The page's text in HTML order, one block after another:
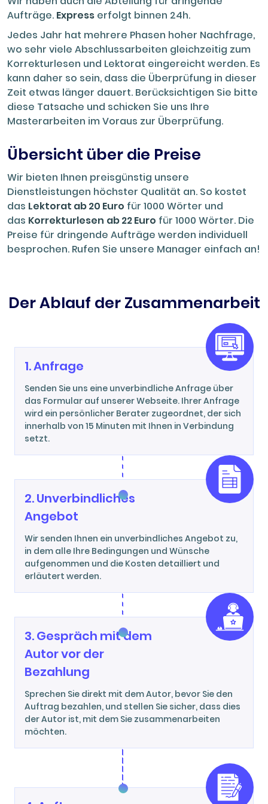
Aufträge. Express erfolgt binnen 24h.
Jedes Jahr hat mehrere Phasen hoher Nachfrage,
wo sehr viele Abschlussarbeiten gleichzeitig zum
Korrekturlesen und Lektorat eingereicht werden. Es
kann daher so sein, dass die Überprüfung in dieser
Zeit etwas länger dauert. Berücksichtigen Sie bitte
diese Tatsache und schicken Sie uns Ihre
Masterarbeiten im Voraus zur Überprüfung.
Übersicht über die Preise
Wir bieten Ihnen preisgünstig unsere
Dienstleistungen höchster Qualität an. So kostet
das Lektorat ab 20 Euro für 1000 Wörter und
das Korrekturlesen ab 22 Euro für 1000 Wörter. Die
Preise für dringende Aufträge werden individuell
besprochen. Rufen Sie unsere Manager einfach an!
Der Ablauf der Zusammenarbeit
1. Anfrage
Senden Sie uns eine unverbindliche Anfrage über
das Formular auf unserer Webseite. Ihrer Anfrage
wird ein persönlicher Berater zugeordnet, der sich
innerhalb von 15 Minuten mit Ihnen in Verbindung
setzt.
2. Unverbindliches
Angebot
Wir senden Ihnen ein unverbindliches Angebot zu,
in dem alle Ihre Bedingungen und Wünsche
aufgenommen und die Kosten detailliert und
erläutert werden.
3. Gespräch mit dem
Autor vor der
Bezahlung
Sprechen Sie direkt mit dem Autor, bevor Sie den
Auftrag bezahlen, und stellen Sie sicher, dass dies
der Autor ist, mit dem Sie zusammenarbeiten
möchten.